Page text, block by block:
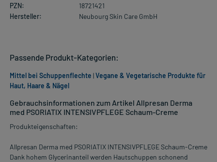
PZN:
18721421
Hersteller:
Neubourg Skin Care GmbH
Gebrauchsinformationen zum Artikel Allpresan Derma
med PSORIATIX INTENSIVPFLEGE Schaum-Creme
Produkteigenschaften:
Allpresan Derma med PSORIATIX INTENSIVPFLEGE Schaum-Creme
Dank hohem Glycerinanteil werden Hautschuppen schonend
Passende Produkt-Kategorien:
Mittel bei Schuppenflechte |Vegane & Vegetarische Produkte für
Haut, Haare & Nägel